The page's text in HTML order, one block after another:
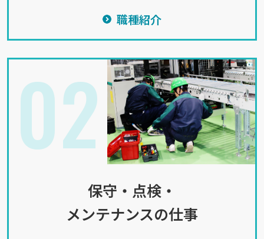
職種紹介
02
保守・点検・
メンテナンスの仕事